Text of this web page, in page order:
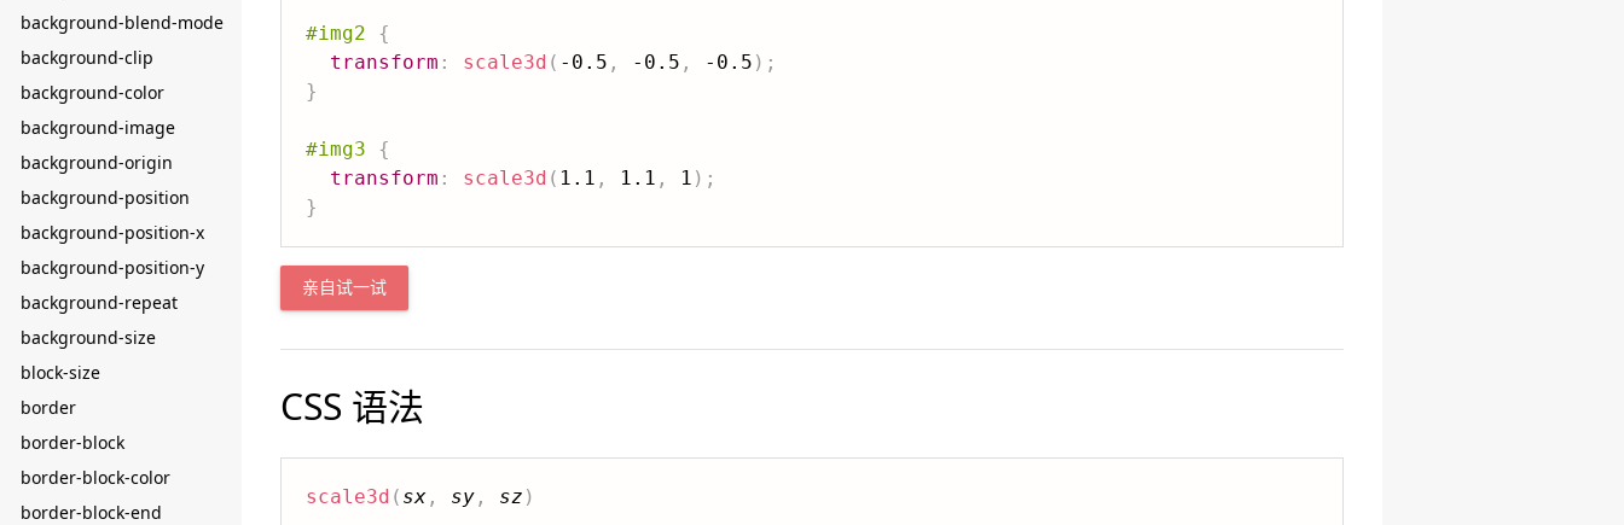
background-blend-mode
background-clip
background-color
background-image
background-origin
background-position
background-position-x
background-position-y
background-repeat
background-size
block-size
border
border-block
border-block-color
border-block-end
#img2
{
transform : scale3d ( -0.5 , -0.5 , -0.5 ) ;
}
#img3
{
transform : scale3d ( 1.1 , 1.1 , 1 ) ;
}
亲自试一试
CSS 语法
scale3d ( sx , sy , sz )